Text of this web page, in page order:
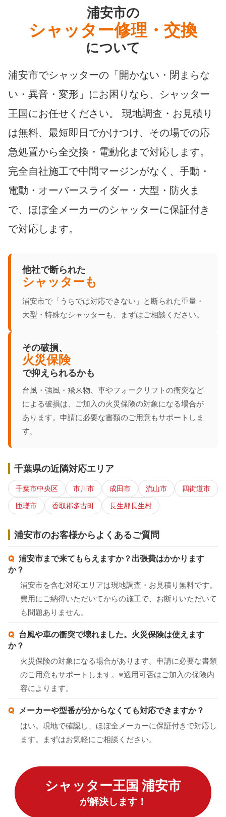
浦安市の
シャッター修理・交換
について
浦安市でシャッターの「開かない・閉まらな
い・異音・変形」にお困りなら、シャッター
王国にお任せください。 現地調査・お見積り
は無料、最短即日でかけつけ、その場での応
急処置から全交換・電動化まで対応します。
完全自社施工で中間マージンがなく、手動・
電動・オーバースライダー・大型・防火ま
で、ほぼ全メーカーのシャッターに保証付き
で対応します。
他社で断られた
シャッターも
浦安市で「うちでは対応できない」と断られた重量・
大型・特殊なシャッターも、まずはご相談ください。
その破損、
火災保険
で抑えられるかも
台風・強風・飛来物、車やフォークリフトの衝突など
による破損は、ご加入の火災保険の対象になる場合が
あります。申請に必要な書類のご用意もサポートしま
す。
千葉県の近隣対応エリア
千葉市中央区 市川市 成田市 流山市
四街道市
匝瑳市
香取郡多古町 長生郡長生村
浦安市のお客様からよくあるご質問
浦安市まで来てもらえますか？出張費はかかります
か？
浦安市を含む対応エリアは現地調査・お見積り無料です。
費用にご納得いただいてからの施工で、お断りいただいて
も問題ありません。
台風や車の衝突で壊れました。火災保険は使えます
か？
火災保険の対象になる場合があります。申請に必要な書類
のご用意もサポートします。※適用可否はご加入の保険内
容によります。
メーカーや型番が分からなくても対応できますか？
はい。現地で確認し、ほぼ全メーカーに保証付きで対応し
ます。まずはお気軽にご相談ください。
シャッター王国 浦安市
が解決します！